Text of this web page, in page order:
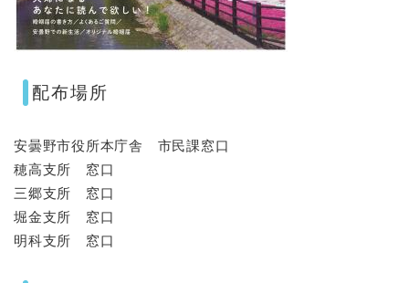
配布場所
安曇野市役所本庁舎 市民課窓口
穂高支所 窓口
三郷支所 窓口
堀金支所 窓口
明科支所 窓口